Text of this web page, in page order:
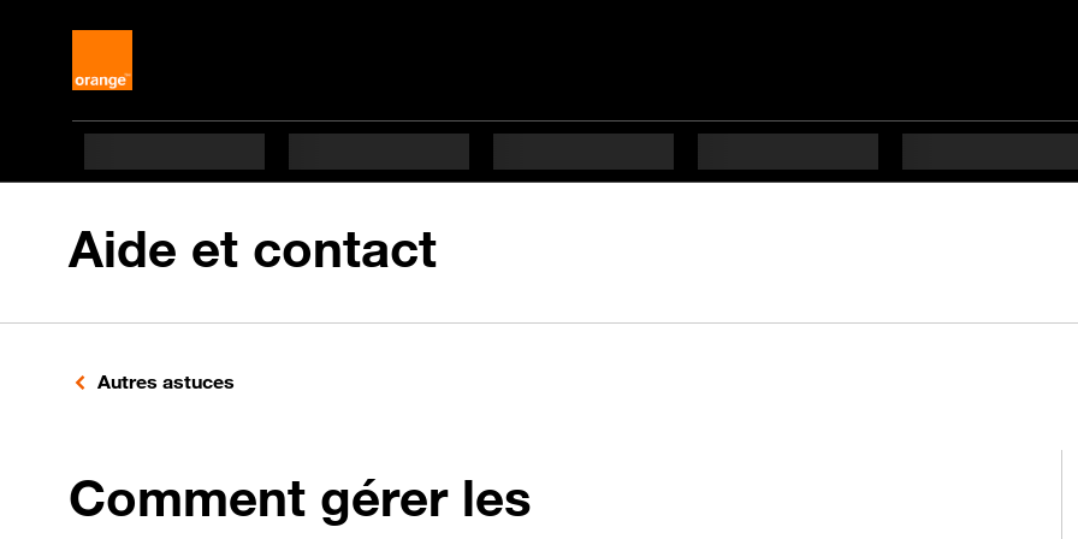
Aide et contact
Autres astuces
Comment gérer les